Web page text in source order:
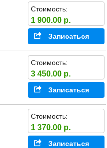
Стоимость:
1 900.00 р.
Записаться
Стоимость:
3 450.00 р.
Записаться
Стоимость:
1 370.00 р.
Записаться